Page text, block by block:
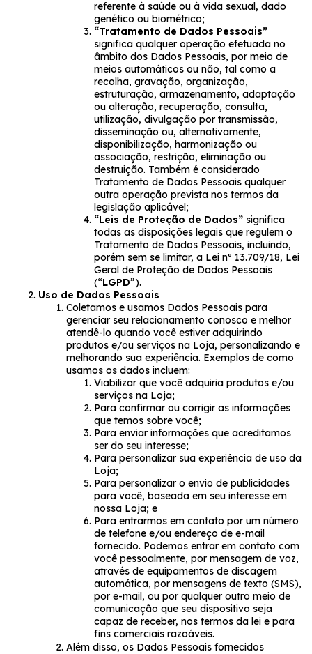
referente à saúde ou à vida sexual, dado
genético ou biométrico;
“Tratamento de Dados Pessoais”
significa qualquer operação efetuada no
âmbito dos Dados Pessoais, por meio de
meios automáticos ou não, tal como a
recolha, gravação, organização,
estruturação, armazenamento, adaptação
ou alteração, recuperação, consulta,
utilização, divulgação por transmissão,
disseminação ou, alternativamente,
disponibilização, harmonização ou
associação, restrição, eliminação ou
destruição. Também é considerado
Tratamento de Dados Pessoais qualquer
outra operação prevista nos termos da
legislação aplicável;
“Leis de Proteção de Dados” significa
todas as disposições legais que regulem o
Tratamento de Dados Pessoais, incluindo,
porém sem se limitar, a Lei nº 13.709/18, Lei
Geral de Proteção de Dados Pessoais
(“LGPD”).
Uso de Dados Pessoais
Coletamos e usamos Dados Pessoais para
gerenciar seu relacionamento conosco e melhor
atendê-lo quando você estiver adquirindo
produtos e/ou serviços na Loja, personalizando e
melhorando sua experiência. Exemplos de como
usamos os dados incluem:
Viabilizar que você adquiria produtos e/ou
serviços na Loja;
Para confirmar ou corrigir as informações
que temos sobre você;
Para enviar informações que acreditamos
ser do seu interesse;
Para personalizar sua experiência de uso da
Loja;
Para personalizar o envio de publicidades
para você, baseada em seu interesse em
nossa Loja; e
Para entrarmos em contato por um número
de telefone e/ou endereço de e-mail
fornecido. Podemos entrar em contato com
você pessoalmente, por mensagem de voz,
através de equipamentos de discagem
automática, por mensagens de texto (SMS),
por e-mail, ou por qualquer outro meio de
comunicação que seu dispositivo seja
capaz de receber, nos termos da lei e para
fins comerciais razoáveis.
Além disso, os Dados Pessoais fornecidos